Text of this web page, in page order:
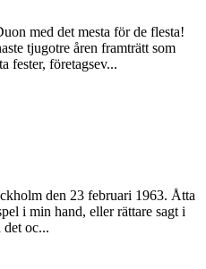
med det mesta för de flesta!
tjugotre åren framträtt som
fester, företagsev...
den 23 februari 1963. Åtta
i min hand, eller rättare sagt i
det oc...